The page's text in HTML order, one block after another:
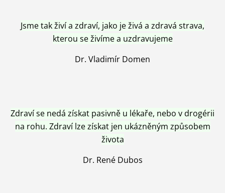
Jsme tak živí a zdraví, jako je živá a zdravá strava,
kterou se živíme a uzdravujeme
Dr. Vladimír Domen
Zdraví se nedá získat pasivně u lékaře, nebo v drogérii
na rohu. Zdraví lze získat jen ukázněným způsobem
života
Dr. René Dubos